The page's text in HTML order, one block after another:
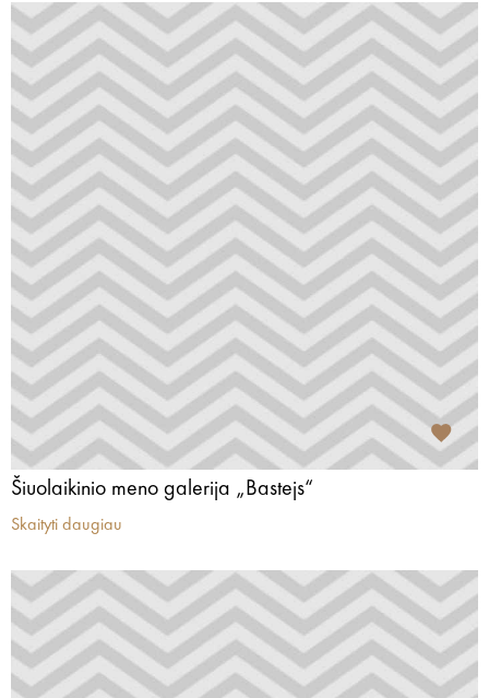
Šiuolaikinio meno galerija „Bastejs“
Skaityti daugiau